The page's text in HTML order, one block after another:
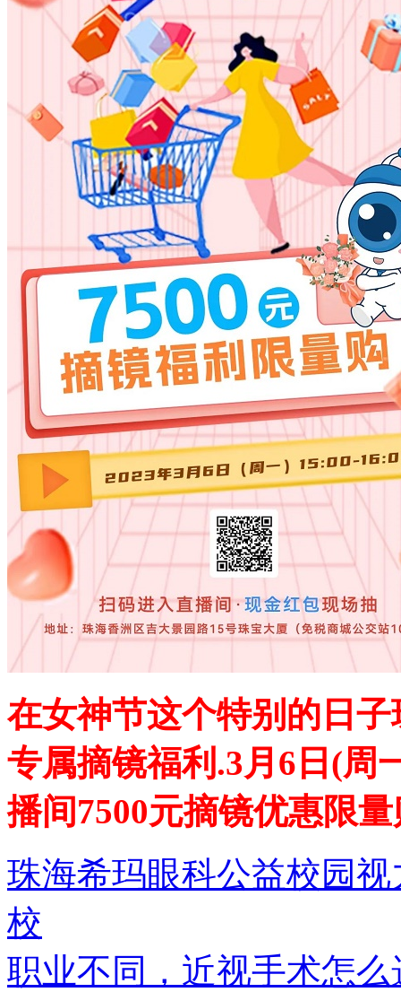
在女神节这个特别的日
专属摘镜福利.3月6日(周
播间7500元摘镜优惠限
珠海希玛眼科公益校园
校
职业不同，近视手术怎